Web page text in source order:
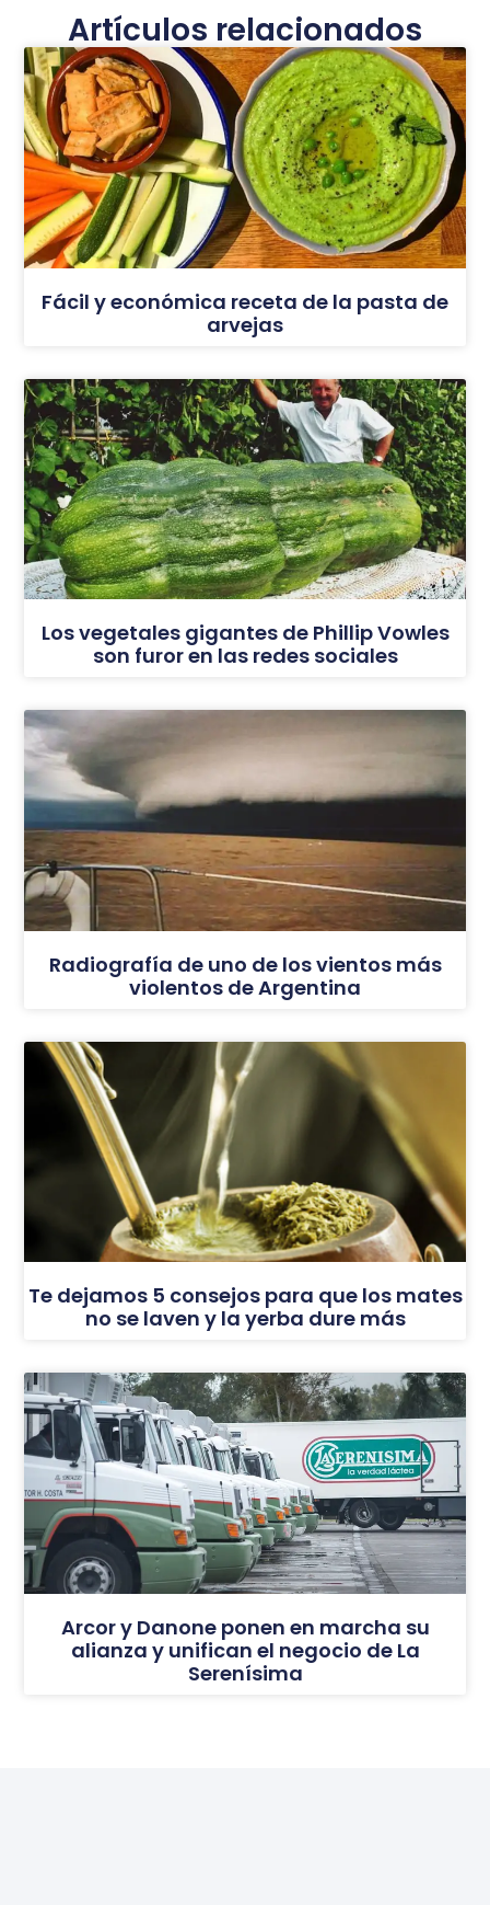
Artículos relacionados
Fácil y económica receta de la pasta de
arvejas
Los vegetales gigantes de Phillip Vowles
son furor en las redes sociales
Radiografía de uno de los vientos más
violentos de Argentina
Te dejamos 5 consejos para que los mates
no se laven y la yerba dure más
Arcor y Danone ponen en marcha su
alianza y unifican el negocio de La
Serenísima